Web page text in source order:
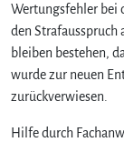
Wertungsfehler bei
den Strafausspruch
bleiben bestehen,
wurde zur neuen
zurückverwiesen.
Hilfe durch